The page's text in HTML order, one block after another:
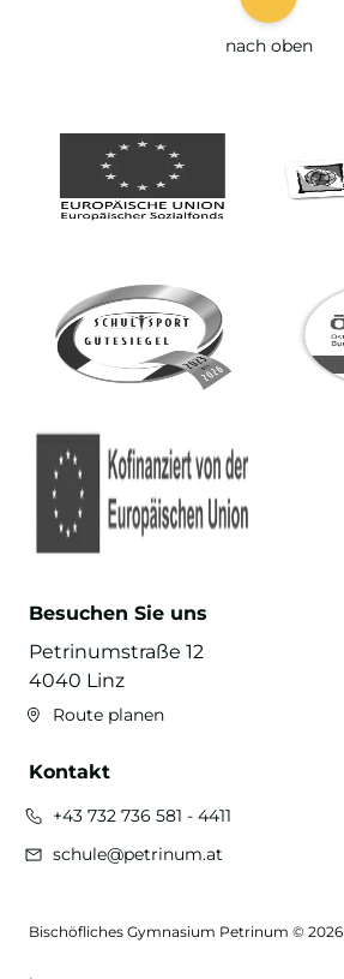
nach oben
Besuchen Sie uns
Petrinumstraße 12
4040 Linz
Route planen
Kontakt
+43 732 736 581 - 4411
schule@petrinum.at
Bischöfliches Gymnasium Petrinum © 2026